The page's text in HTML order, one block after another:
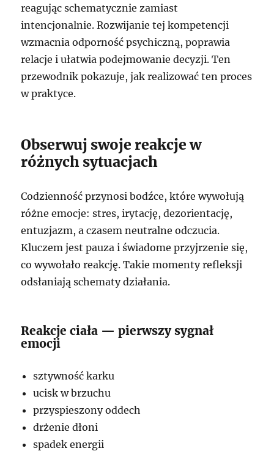
reagując schematycznie zamiast
intencjonalnie. Rozwijanie tej kompetencji
wzmacnia odporność psychiczną, poprawia
relacje i ułatwia podejmowanie decyzji. Ten
przewodnik pokazuje, jak realizować ten proces
w praktyce.
Obserwuj swoje reakcje w
różnych sytuacjach
Codzienność przynosi bodźce, które wywołują
różne emocje: stres, irytację, dezorientację,
entuzjazm, a czasem neutralne odczucia.
Kluczem jest pauza i świadome przyjrzenie się,
co wywołało reakcję. Takie momenty refleksji
odsłaniają schematy działania.
Reakcje ciała — pierwszy sygnał
emocji
sztywność karku
ucisk w brzuchu
przyspieszony oddech
drżenie dłoni
spadek energii